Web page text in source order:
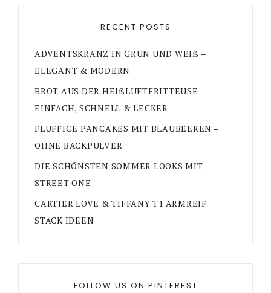
RECENT POSTS
ADVENTSKRANZ IN GRÜN UND WEIß –
ELEGANT & MODERN
BROT AUS DER HEIßLUFTFRITTEUSE –
EINFACH, SCHNELL & LECKER
FLUFFIGE PANCAKES MIT BLAUBEEREN –
OHNE BACKPULVER
DIE SCHÖNSTEN SOMMER LOOKS MIT
STREET ONE
CARTIER LOVE & TIFFANY T1 ARMREIF
STACK IDEEN
FOLLOW US ON PINTEREST